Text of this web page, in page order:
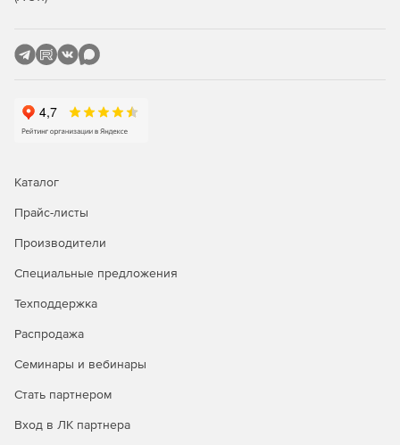
При использовании макросов возможность быстрого
Заданное примечание для папок и документов
выводится в таблице;
ценах и индексах при загрузке данных из сплит-
формы;
Возможность замены ресурса в соответствии с
сборником расценок: автоматический перерасчёт
стоимости расценок при любом изменении в данных,
безопасности (защита паролем, разрешённые
Действия с группами однородных строительных
Каталог
Прайс-листы
Производители
Специальные предложения
Техподдержка
Распродажа
Семинары и вебинары
Стать партнером
Вход в ЛК партнера